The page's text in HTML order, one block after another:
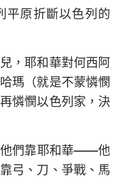
雅書
利亞書
平原折斷以色列的
，耶和華對何西阿
瑪（就是不蒙憐憫
憐憫以色列家，決
他們靠耶和華——他
弓、刀、爭戰、馬